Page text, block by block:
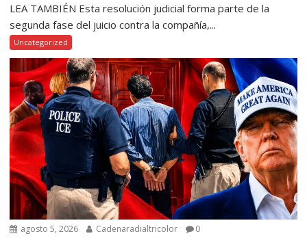
LEA TAMBIÉN Esta resolución judicial forma parte de la
segunda fase del juicio contra la compañía,...
Uncategorized
agosto 5, 2026 Cadenaradialtricolor 0